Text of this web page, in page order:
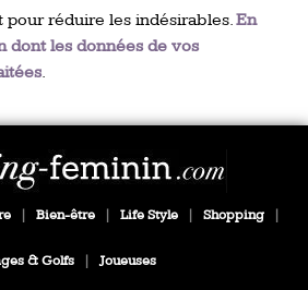
pour réduire les indésirables.En
dont les données de vos
.
Bien-être Life Style Shopping
& Golfs Joueuses